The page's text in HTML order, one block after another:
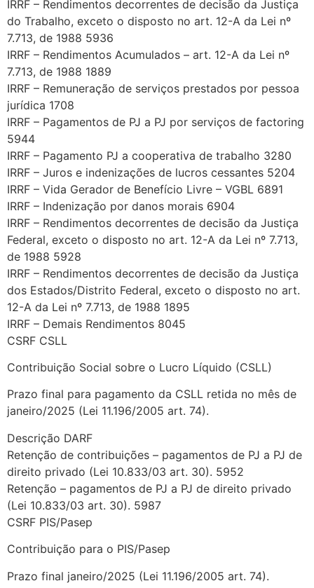
IRRF – Rendimentos decorrentes de decisão da Justiça
do Trabalho, exceto o disposto no art. 12-A da Lei nº
7.713, de 1988 5936
IRRF – Rendimentos Acumulados – art. 12-A da Lei nº
7.713, de 1988 1889
IRRF – Remuneração de serviços prestados por pessoa
jurídica 1708
IRRF – Pagamentos de PJ a PJ por serviços de factoring
5944
IRRF – Pagamento PJ a cooperativa de trabalho 3280
IRRF – Juros e indenizações de lucros cessantes 5204
IRRF – Vida Gerador de Benefício Livre – VGBL 6891
IRRF – Indenização por danos morais 6904
IRRF – Rendimentos decorrentes de decisão da Justiça
Federal, exceto o disposto no art. 12-A da Lei nº 7.713,
de 1988 5928
IRRF – Rendimentos decorrentes de decisão da Justiça
dos Estados/Distrito Federal, exceto o disposto no art.
12-A da Lei nº 7.713, de 1988 1895
IRRF – Demais Rendimentos 8045
CSRF CSLL
Contribuição Social sobre o Lucro Líquido (CSLL)
Prazo final para pagamento da CSLL retida no mês de
janeiro/2025 (Lei 11.196/2005 art. 74).
Descrição DARF
Retenção de contribuições – pagamentos de PJ a PJ de
direito privado (Lei 10.833/03 art. 30). 5952
Retenção – pagamentos de PJ a PJ de direito privado
(Lei 10.833/03 art. 30). 5987
CSRF PIS/Pasep
Contribuição para o PIS/Pasep
Prazo final janeiro/2025 (Lei 11.196/2005 art. 74).